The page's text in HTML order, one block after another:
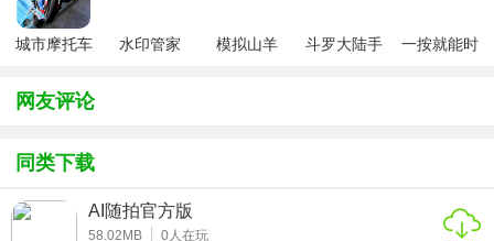
导入拍摄的视频素材，AI会自动识别精彩片段，快速剪成节
奏明快的短视频。还能匹配合适的音乐和字幕，方便分享到
应用会记录你的拍摄习惯和喜好，定期推送相关的拍摄技巧
城市摩托车
水印管家
模拟山羊
斗罗大陆手
一按就能时
网友评论
同类下载
AI随拍官方版
58.02MB 0人在玩